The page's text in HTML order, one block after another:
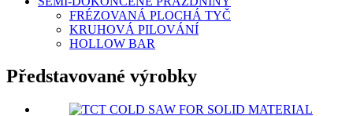
FRÉZOVANÁ PLOCHÁ TYČ
KRUHOVÁ PILOVÁNÍ
HOLLOW BAR
Představované výrobky